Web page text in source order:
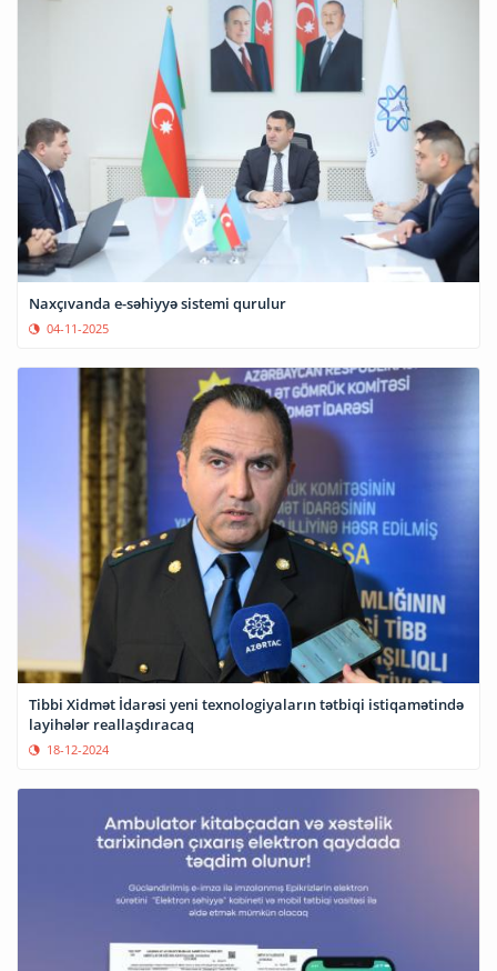
Naxçıvanda e-səhiyyə sistemi qurulur
04-11-2025
Tibbi Xidmət İdarəsi yeni texnologiyaların tətbiqi istiqamətində
layihələr reallaşdıracaq
18-12-2024